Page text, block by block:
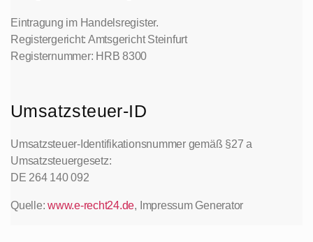
Eintragung im Handelsregister.
Registergericht: Amtsgericht Steinfurt
Registernummer: HRB 8300
Umsatzsteuer-ID
Umsatzsteuer-Identifikationsnummer gemäß §27 a
Umsatzsteuergesetz:
DE 264 140 092
Quelle:www.e-recht24.de, Impressum Generator